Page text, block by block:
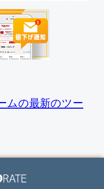
ムの最新のツー